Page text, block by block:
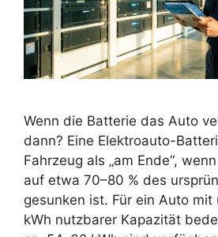
Wenn die Batterie das Auto
dann? Eine Elektroauto-
Fahrzeug als „am Ende“,
auf etwa 70–80 % des
gesunken ist. Für ein Auto mit
kWh nutzbarer Kapazität